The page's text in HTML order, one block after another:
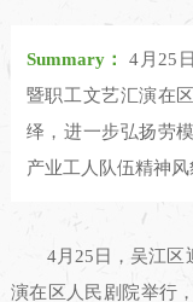
Summary：
4月25
暨职工文艺汇演在
绎，进一步弘扬劳
产业工人队伍精神风
4月25日，吴江区
演在区人民剧院举行